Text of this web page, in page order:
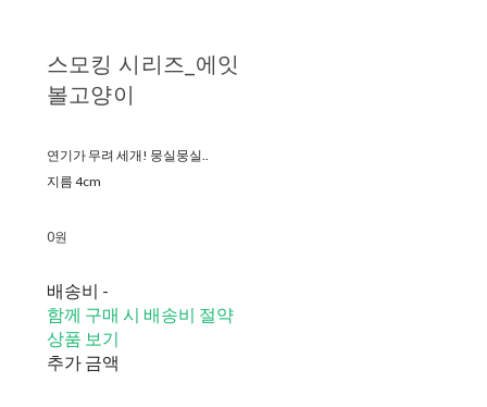
스모킹 시리즈_에잇
볼고양이
연기가 무려 세개! 뭉실뭉실..
지름 4cm
0원
배송비 -
함께 구매 시 배송비 절약
상품 보기
추가 금액